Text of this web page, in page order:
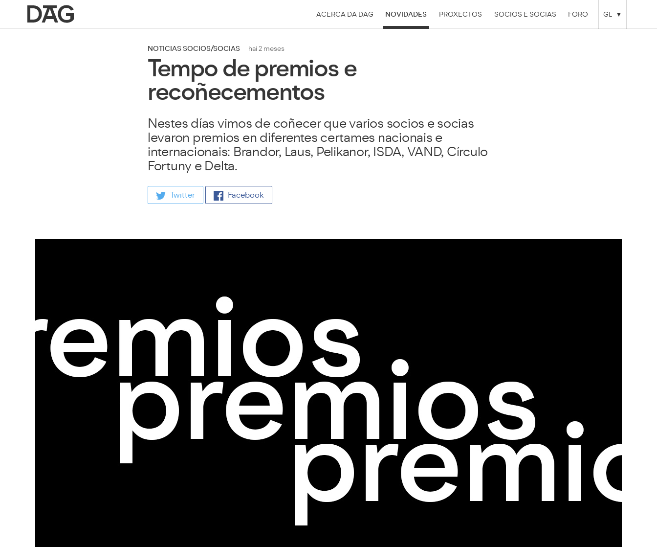
ACERCA DA DAG NOVIDADES PROXECTOS SOCIOS E SOCIAS FORO GL
NOTICIAS SOCIOS/SOCIAS hai 2 meses
Tempo de premios e
recoñecementos
Nestes días vimos de coñecer que varios socios e socias
levaron premios en diferentes certames nacionais e
internacionais: Brandor, Laus, Pelikanor, ISDA, VAND, Círculo
Fortuny e Delta.
Twitter Facebook